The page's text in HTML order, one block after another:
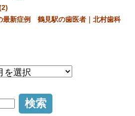
新症例 鶴見駅の歯医者｜北村歯科